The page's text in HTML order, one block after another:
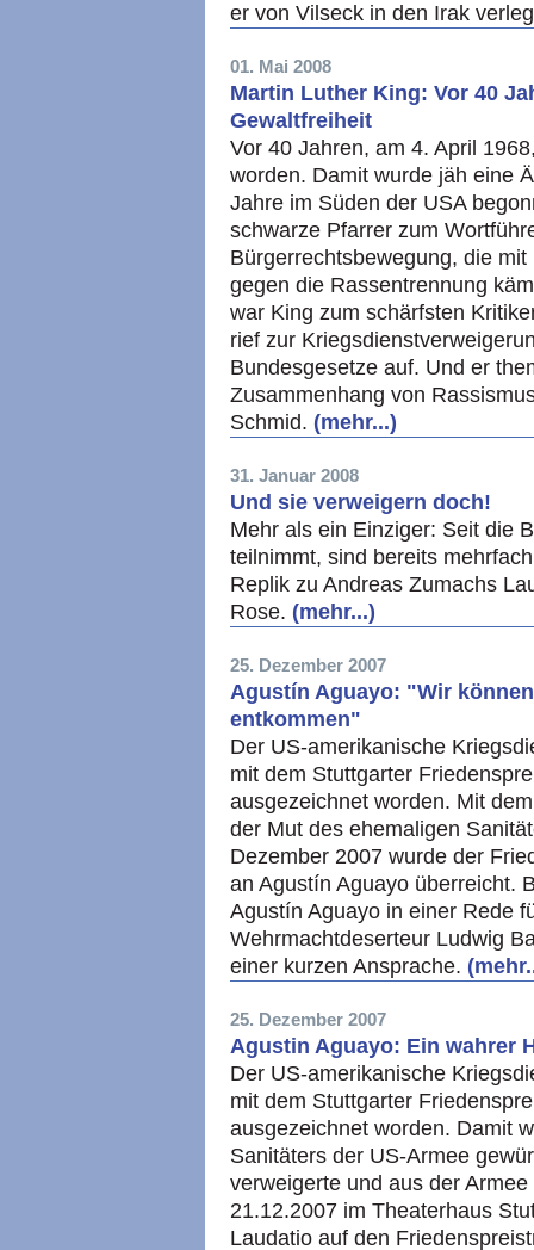
er von Vilseck in den Irak
01. Mai 2008
Martin Luther King: Vor 40
Gewaltfreiheit
Vor 40 Jahren, am 4. April
worden. Damit wurde jäh eine
Jahre im Süden der USA
schwarze Pfarrer zum
Bürgerrechtsbewegung, die
gegen die Rassentrennung
war King zum schärfsten
rief zur
Bundesgesetze auf. Und er
Zusammenhang von
Schmid. (mehr...)
31. Januar 2008
Und sie verweigern doch!
Mehr als ein Einziger: Seit die
teilnimmt, sind bereits
Replik zu Andreas Zumachs
Rose. (mehr...)
25. Dezember 2007
Agustín Aguayo: "Wir
entkommen"
Der US-amerikanische
mit dem Stuttgarter
ausgezeichnet worden. Mit
der Mut des ehemaligen
Dezember 2007 wurde der
an Agustín Aguayo überreicht.
Agustín Aguayo in einer Rede
Wehrmachtdeserteur Ludwig
einer kurzen Ansprache.
25. Dezember 2007
Agustin Aguayo: Ein wahrer
Der US-amerikanische
mit dem Stuttgarter
ausgezeichnet worden. Damit
Sanitäters der US-Armee
verweigerte und aus der
21.12.2007 im Theaterhaus
Laudatio auf den